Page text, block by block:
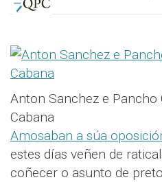
Anton Sanchez e Pancho
Cabana
Amosaban a súa
estes días veñen de
coñecer o asunto de